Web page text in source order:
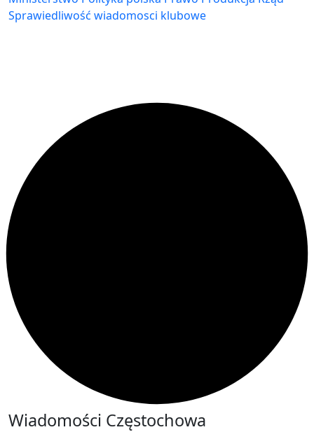
Sprawiedliwość wiadomosci klubowe
Wiadomości Częstochowa